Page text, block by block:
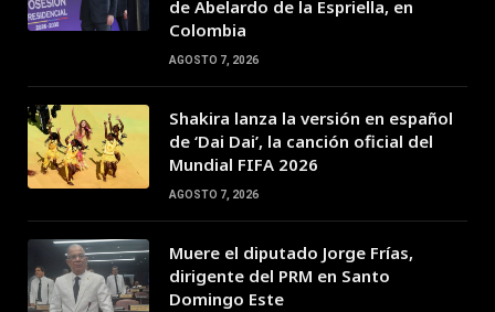
de Abelardo de la Espriella, en
Colombia
AGOSTO 7, 2026
Shakira lanza la versión en español
de ‘Dai Dai’, la canción oficial del
Mundial FIFA 2026
AGOSTO 7, 2026
Muere el diputado Jorge Frías,
dirigente del PRM en Santo
Domingo Este